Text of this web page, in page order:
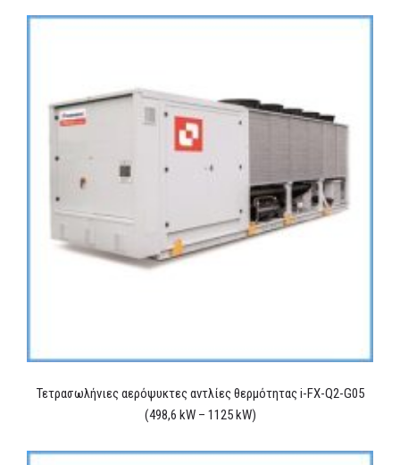
Τετρασωλήνιες αερόψυκτες αντλίες θερμότητας i-FX-Q2-G05
(498,6 kW – 1125 kW)